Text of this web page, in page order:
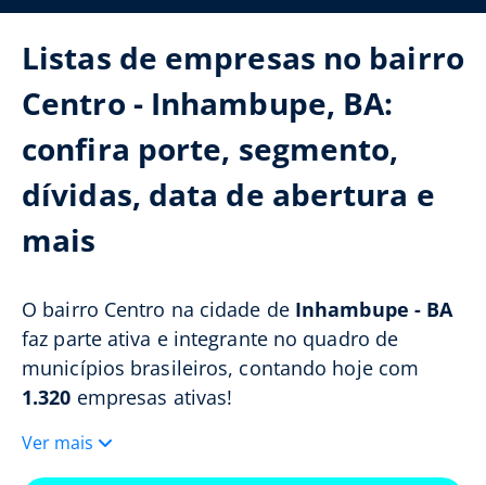
Listas de empresas no bairro
Centro - Inhambupe, BA:
confira porte, segmento,
dívidas, data de abertura e
mais
O bairro Centro na cidade de Inhambupe - BA
faz parte ativa e integrante no quadro de
municípios brasileiros, contando hoje com
1.320 empresas ativas!
Ver mais